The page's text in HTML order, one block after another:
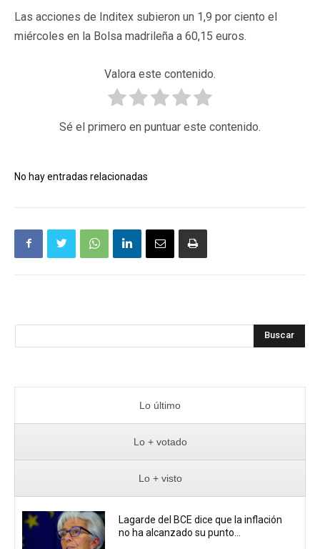
Las acciones de Inditex subieron un 1,9 por ciento el
miércoles en la Bolsa madrileña a 60,15 euros.
Valora este contenido.
Sé el primero en puntuar este contenido.
No hay entradas relacionadas
Buscar
Lo último
Lo + votado
Lo + visto
Lagarde del BCE dice que la inflación
no ha alcanzado su punto...